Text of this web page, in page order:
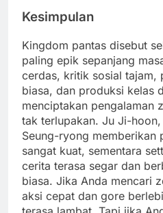
Kesimpulan
Kingdom pantas disebut
paling epik sepanjang
cerdas, kritik sosial tajam,
biasa, dan produksi kelas
menciptakan pengalaman
tak terlupakan. Ju Ji-
Seung-ryong memberikan
sangat kuat, sementara
cerita terasa segar dan
biasa. Jika Anda mencari
aksi cepat dan gore